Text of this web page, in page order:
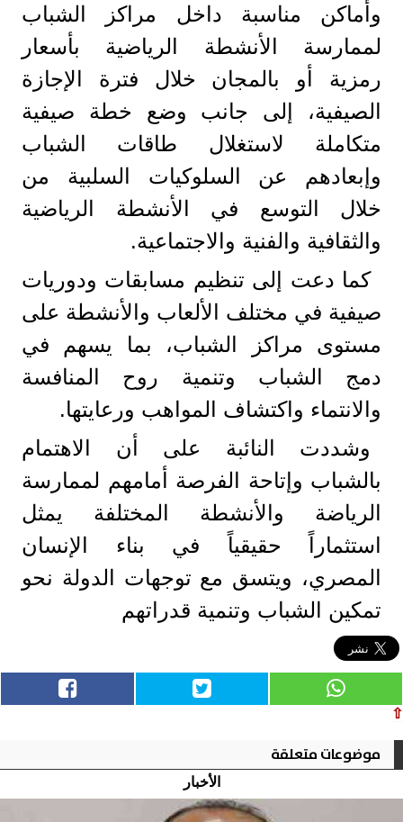
وأماكن مناسبة داخل مراكز الشباب
لممارسة الأنشطة الرياضية بأسعار
رمزية أو بالمجان خلال فترة الإجازة
الصيفية، إلى جانب وضع خطة صيفية
متكاملة لاستغلال طاقات الشباب
وإبعادهم عن السلوكيات السلبية من
خلال التوسع في الأنشطة الرياضية
والثقافية والفنية والاجتماعية.
كما دعت إلى تنظيم مسابقات ودوريات
صيفية في مختلف الألعاب والأنشطة على
مستوى مراكز الشباب، بما يسهم في
دمج الشباب وتنمية روح المنافسة
والانتماء واكتشاف المواهب ورعايتها.
وشددت النائبة على أن الاهتمام
بالشباب وإتاحة الفرصة أمامهم لممارسة
الرياضة والأنشطة المختلفة يمثل
استثماراً حقيقياً في بناء الإنسان
المصري، ويتسق مع توجهات الدولة نحو
تمكين الشباب وتنمية قدراتهم
⇧
موضوعات متعلقة
الأخبار